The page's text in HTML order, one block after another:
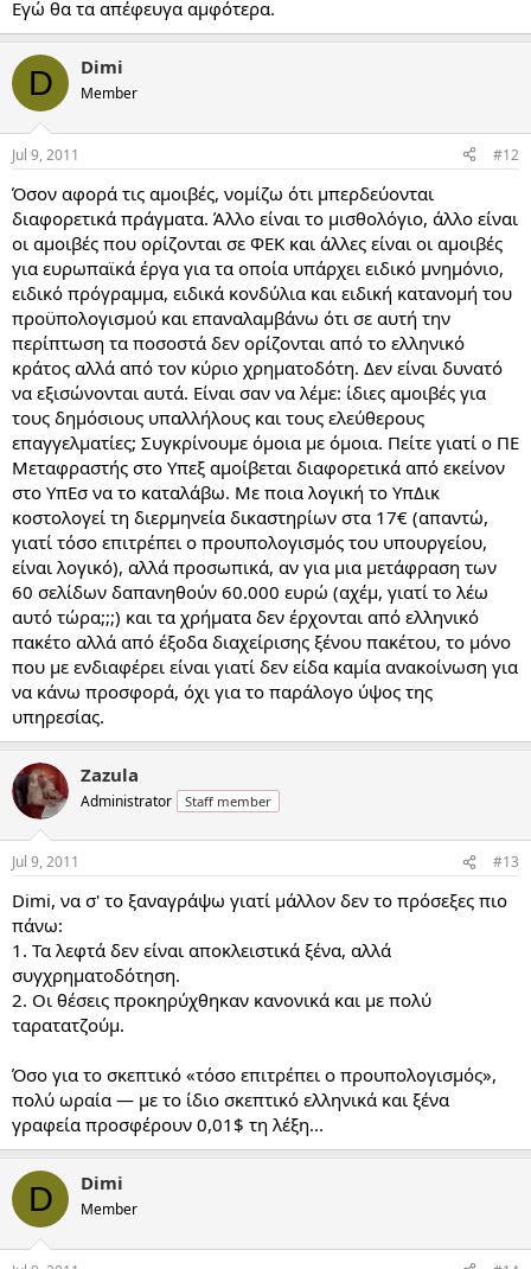
Εγώ θα τα απέφευγα αμφότερα.
D Dimi
Member
Jul 9, 2011 #12
Όσον αφορά τις αμοιβές, νομίζω ότι μπερδεύονται
διαφορετικά πράγματα. Άλλο είναι το μισθολόγιο, άλλο είναι
οι αμοιβές που ορίζονται σε ΦΕΚ και άλλες είναι οι αμοιβές
για ευρωπαϊκά έργα για τα οποία υπάρχει ειδικό μνημόνιο,
ειδικό πρόγραμμα, ειδικά κονδύλια και ειδική κατανομή του
προϋπολογισμού και επαναλαμβάνω ότι σε αυτή την
περίπτωση τα ποσοστά δεν ορίζονται από το ελληνικό
κράτος αλλά από τον κύριο χρηματοδότη. Δεν είναι δυνατό
να εξισώνονται αυτά. Είναι σαν να λέμε: ίδιες αμοιβές για
τους δημόσιους υπαλλήλους και τους ελεύθερους
επαγγελματίες; Συγκρίνουμε όμοια με όμοια. Πείτε γιατί ο ΠΕ
Μεταφραστής στο Υπεξ αμοίβεται διαφορετικά από εκείνον
στο ΥπΕσ να το καταλάβω. Με ποια λογική το ΥπΔικ
κοστολογεί τη διερμηνεία δικαστηρίων στα 17€ (απαντώ,
γιατί τόσο επιτρέπει ο προυπολογισμός του υπουργείου,
είναι λογικό), αλλά προσωπικά, αν για μια μετάφραση των
60 σελίδων δαπανηθούν 60.000 ευρώ (αχέμ, γιατί το λέω
αυτό τώρα;;;) και τα χρήματα δεν έρχονται από ελληνικό
πακέτο αλλά από έξοδα διαχείρισης ξένου πακέτου, το μόνο
που με ενδιαφέρει είναι γιατί δεν είδα καμία ανακοίνωση για
να κάνω προσφορά, όχι για το παράλογο ύψος της
υπηρεσίας.
Zazula
Administrator Staff member
Jul 9, 2011 #13
Dimi, να σ' το ξαναγράψω γιατί μάλλον δεν το πρόσεξες πιο
πάνω:
1. Τα λεφτά δεν είναι αποκλειστικά ξένα, αλλά
συγχρηματοδότηση.
2. Οι θέσεις προκηρύχθηκαν κανονικά και με πολύ
ταρατατζούμ.
Όσο για το σκεπτικό «τόσο επιτρέπει ο προυπολογισμός»,
πολύ ωραία — με το ίδιο σκεπτικό ελληνικά και ξένα
γραφεία προσφέρουν 0,01$ τη λέξη...
D Dimi
Member